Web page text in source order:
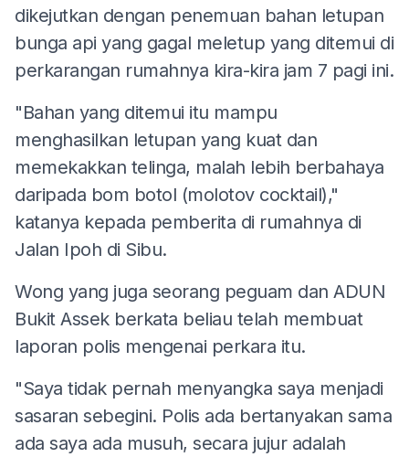
dikejutkan dengan penemuan bahan letupan
bunga api yang gagal meletup yang ditemui di
perkarangan rumahnya kira-kira jam 7 pagi ini.
"Bahan yang ditemui itu mampu
menghasilkan letupan yang kuat dan
memekakkan telinga, malah lebih berbahaya
daripada bom botol (molotov cocktail),"
katanya kepada pemberita di rumahnya di
Jalan Ipoh di Sibu.
Wong yang juga seorang peguam dan ADUN
Bukit Assek berkata beliau telah membuat
laporan polis mengenai perkara itu.
"Saya tidak pernah menyangka saya menjadi
sasaran sebegini. Polis ada bertanyakan sama
ada saya ada musuh, secara jujur adalah